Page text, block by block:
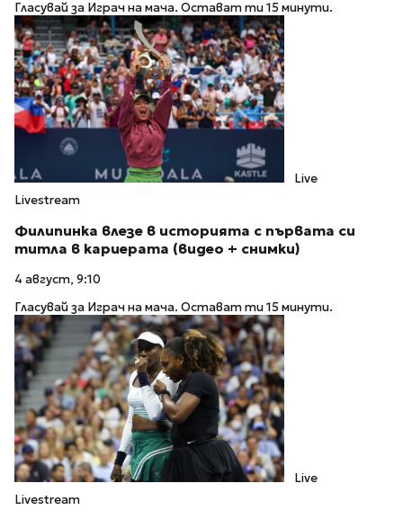
Гласувай за Играч на мача. Остават ти 15 минути.
Live
Livestream
Филипинка влезе в историята с първата си
титла в кариерата (видео + снимки)
4 август, 9:10
Гласувай за Играч на мача. Остават ти 15 минути.
Live
Livestream